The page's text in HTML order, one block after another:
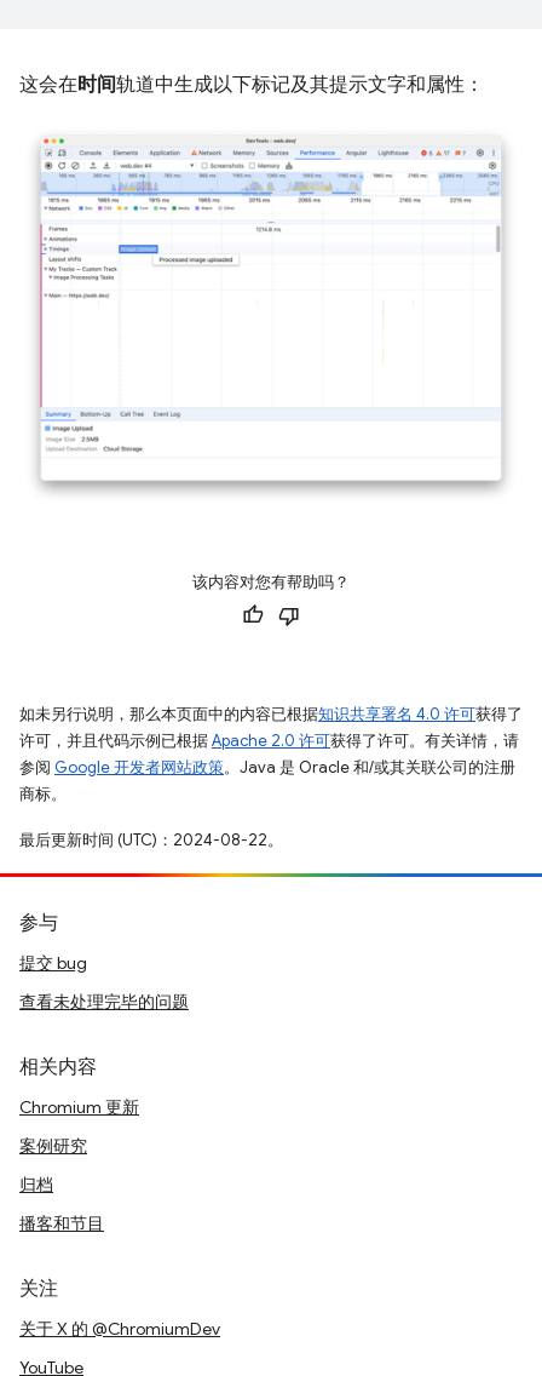
这会在时间轨道中生成以下标记及其提示文字和属性：
该内容对您有帮助吗？
如未另行说明，那么本页面中的内容已根据知识共享署名 4.0 许可获得了
许可，并且代码示例已根据Apache 2.0 许可获得了许可。有关详情，请
参阅 Google 开发者网站政策。Java 是 Oracle 和/或其关联公司的注册
商标。
最后更新时间 (UTC)：2024-08-22。
参与
提交 bug
查看未处理完毕的问题
相关内容
Chromium 更新
案例研究
归档
播客和节目
关注
关于 X 的 @ChromiumDev
YouTube